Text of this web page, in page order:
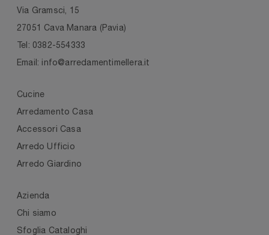
Via Gramsci, 15
27051 Cava Manara (Pavia)
Tel: 0382-554333
Email: info@arredamentimellera.it
Cucine
Arredamento Casa
Accessori Casa
Arredo Ufficio
Arredo Giardino
Azienda
Chi siamo
Sfoglia Cataloghi